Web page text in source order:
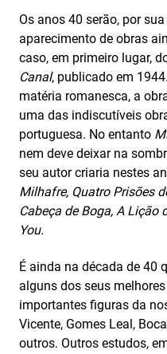
Os anos 40 serão, por
aparecimento de obras
caso, em primeiro lugar,
Canal, publicado em 1944.
matéria romanesca, a
uma das indiscutíveis
portuguesa. No entanto
nem deve deixar na
seu autor criaria nestes
Milhafre, Quatro Prisões
Cabeça de Boga, A Lição
You.
É ainda na década de 40
alguns dos seus
importantes figuras da
Vicente, Gomes Leal,
outros. Outros estudos,